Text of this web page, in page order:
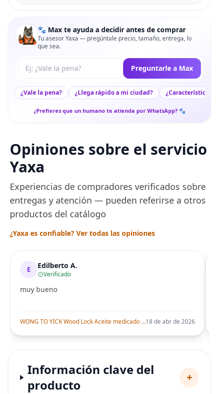
🐾 Max te ayuda a decidir antes de comprar
Tu asesor Yaxa — pregúntale precio, tamaño, entrega, lo
que sea.
Tu pregunta a Max Preguntarle a Max
¿Vale la pena? ¿Llega rápido a mi ciudad? ¿Características
¿Prefieres que un humano te atienda por WhatsApp? 🐾
Opiniones sobre el servicio
Yaxa
Experiencias de compradores verificados sobre
entregas y atención — pueden referirse a otros
productos del catálogo
¿Yaxa es confiable? Ver todas las opiniones
E Edilberto A.
Verificado
muy bueno
WONG TO YICK Wood Lock Aceite medicado (paquete de 1)18 de abr de 2026
Información clave del
producto
+